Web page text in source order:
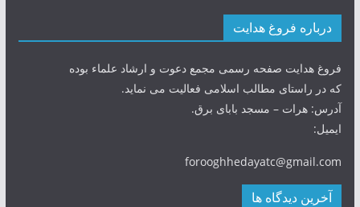
درباره فروغ هدایت
فروغ هدایت صفحه رسمی مجمع دعوت و ارشاد علماء بوده
که در راستای مطالب اسلامی فعالیت می نماید.
آدرس: هرات – مسجد بابای برق.
ایمیل:
forooghhedayatc@gmail.com
آخرین دیدگاه ها